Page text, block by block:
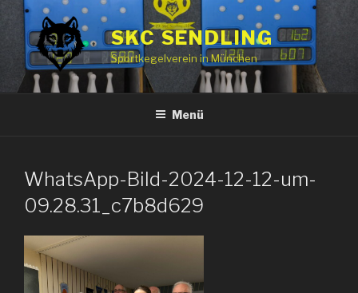
springen
SKC SENDLING
Sportkegelverein in München
Menü
WhatsApp-Bild-2024-12-12-um-
09.28.31_c7b8d629